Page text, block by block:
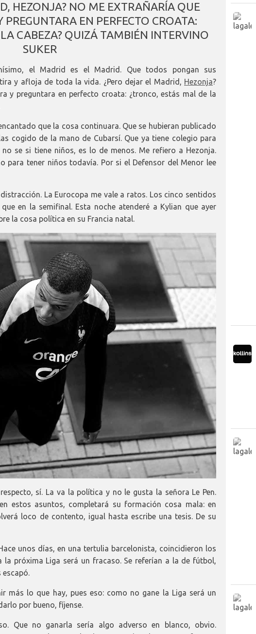
HEZONJA? NO ME EXTRAÑARÍA QUE
EN PERFECTO CROATA:
CABEZA? QUIZÁ TAMBIÉN INTERVINO
SUKER
el Madrid es el Madrid. Que todos pongan sus
y afloja de toda la vida. ¿Pero dejar el Madrid, Hezonja?
y preguntara en perfecto croata: ¿tronco, estás mal de la
que la cosa continuara. Que se hubieran publicado
cogido de la mano de Cubarsí. Que ya tiene colegio para
se si tiene niños, es lo de menos. Me refiero a Hezonja.
para tener niños todavía. Por si el Defensor del Menor lee
La Eurocopa me vale a ratos. Los cinco sentidos
en la semifinal. Esta noche atenderé a Kylian que ayer
la cosa política en su Francia natal.
sí. La va la política y no le gusta la señora Le Pen.
estos asuntos, completará su formación cosa mala: en
loco de contento, igual hasta escribe una tesis. De su
unos días, en una tertulia barcelonista, coincidieron los
la próxima Liga será un fracaso. Se referían a la de fútbol,
escapó.
más lo que hay, pues eso: como no gane la Liga será un
por bueno, fíjense.
Que no ganarla sería algo adverso en blanco, obvio.